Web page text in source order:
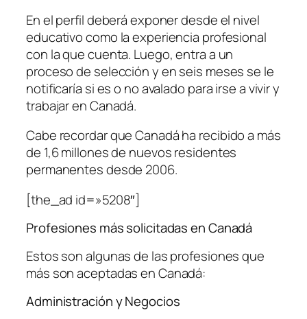
En el perfil deberá exponer desde el nivel
educativo como la experiencia profesional
con la que cuenta. Luego, entra a un
proceso de selección y en seis meses se le
notificaría si es o no avalado para irse a vivir y
trabajar en Canadá.
Cabe recordar que Canadá ha recibido a más
de 1,6 millones de nuevos residentes
permanentes desde 2006.
[the_ad id=»5208″]
Profesiones más solicitadas en Canadá
Estos son algunas de las profesiones que
más son aceptadas en Canadá:
Administración y Negocios